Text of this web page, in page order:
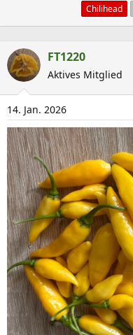
b
e
v
o
n
Chilihead
FT1220
Aktives Mitglied
14. Jan. 2026